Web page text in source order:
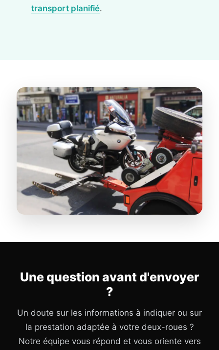
transport planifié.
Une question avant d'envoyer
?
Un doute sur les informations à indiquer ou sur
la prestation adaptée à votre deux-roues ?
Notre équipe vous répond et vous oriente vers